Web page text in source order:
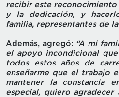
recibir este reconocimiento
y la dedicación, y
familia, representantes de la
Además, agregó:‘’A mi
el apoyo incondicional
todos estos años de
enseñarme que el trabajo
mantener la constancia
especial, quiero agradecer